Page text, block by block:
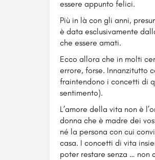
essere appunto felici.
Più in là con gli anni,
è data esclusivamente
che essere amati.
Ecco allora che in molti
errore, forse. Innanzitutto
fraintendono i concetti di
sentimento).
L’amore della vita non è
donna che è madre dei
né la persona con cui
casa. I concetti di vita
poter restare senza … non